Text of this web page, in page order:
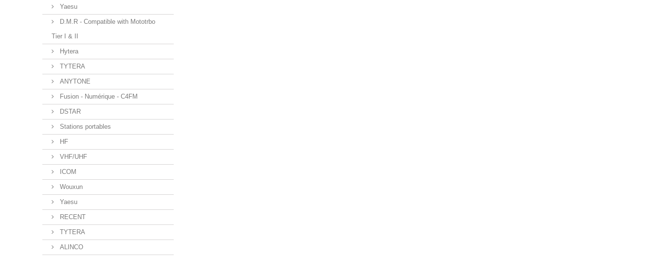
Yaesu
D.M.R - Compatible with Mototrbo
Tier I & II
Hytera
TYTERA
ANYTONE
Fusion - Numérique - C4FM
DSTAR
Stations portables
HF
VHF/UHF
ICOM
Wouxun
Yaesu
RECENT
TYTERA
ALINCO